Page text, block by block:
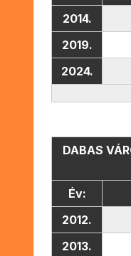
2014.
2019.
2024.
DABAS
Év:
2012.
2013.